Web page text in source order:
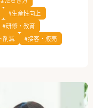
#生産性向上
#研修・教育
削減
#接客・販売